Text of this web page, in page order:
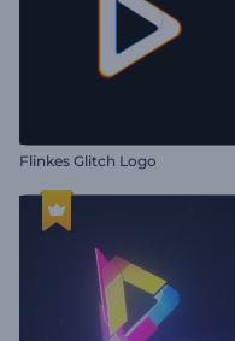
Flinkes Glitch Logo